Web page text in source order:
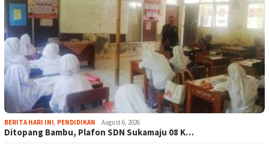
BERITA HARI INI, PENDIDIKAN August 6, 2026
Ditopang Bambu, Plafon SDN Sukamaju 08 K…